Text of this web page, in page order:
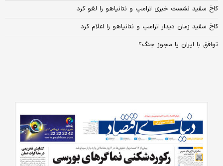
کاخ سفید نشست خبری ترامپ و نتانیاهو را لغو کرد
کاخ سفید زمان دیدار ترامپ و نتانیاهو را اعلام کرد
توافق با ایران یا مجوز جنگ؟